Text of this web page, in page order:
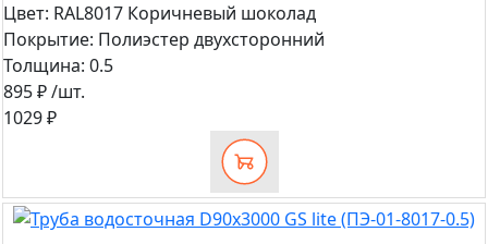
Цвет: RAL8017 Коричневый шоколад
Покрытие: Полиэстер двухсторонний
Толщина: 0.5
895 ₽/шт.
1029 ₽